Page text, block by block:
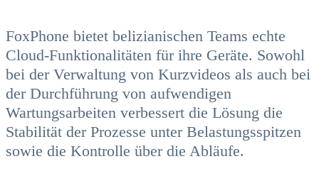
FoxPhone bietet belizianischen Teams echte
Cloud-Funktionalitäten für ihre Geräte. Sowohl
bei der Verwaltung von Kurzvideos als auch bei
der Durchführung von aufwendigen
Wartungsarbeiten verbessert die Lösung die
Stabilität der Prozesse unter Belastungsspitzen
sowie die Kontrolle über die Abläufe.